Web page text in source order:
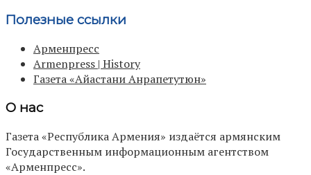
Полезные ссылки
Арменпресс
Armenpress | History
Газета «Айастани Анрапетутюн»
О нас
Газета «Республика Армения» издаётся армянским
Государственным информационным агентством
«Арменпресс».